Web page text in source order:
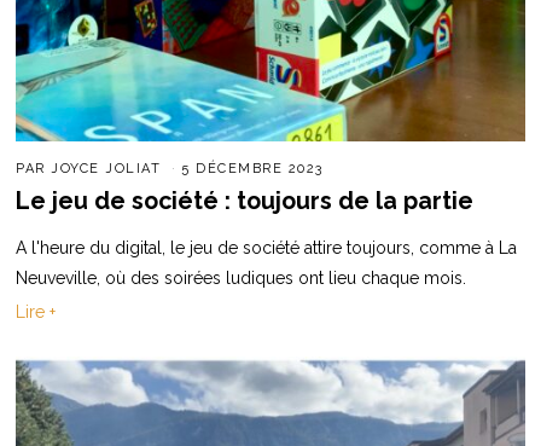
PARJOYCE JOLIAT 5 DÉCEMBRE 2023
Le jeu de société : toujours de la partie
A l'heure du digital, le jeu de société attire toujours, comme à La
Neuveville, où des soirées ludiques ont lieu chaque mois.
Lire +